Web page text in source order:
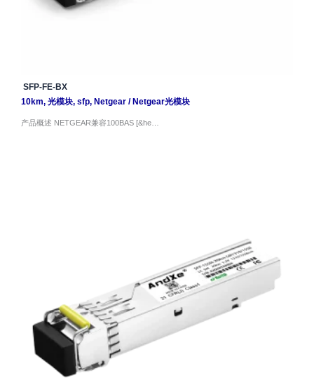
SFP-FE-BX
10km, 光模块, sfp, Netgear/ Netgear光模块
产品概述 NETGEAR兼容100BAS [&he…